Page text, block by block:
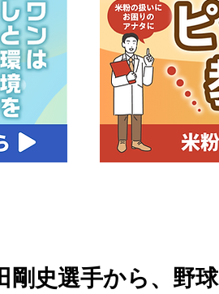
剛史選手から、野球